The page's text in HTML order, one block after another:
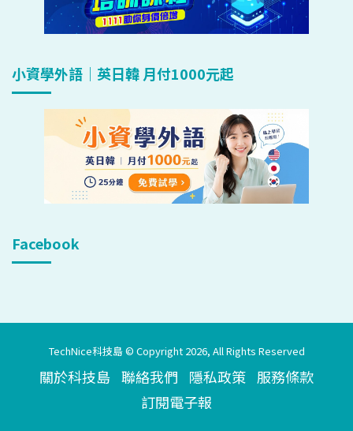
小資學外語｜英日韓 月付1000元起
Facebook
TechNice科技島 © Copyright 2026, All Rights Reserved
關於科技島 聯絡我們 隱私政策 服務條款
訂閱電子報